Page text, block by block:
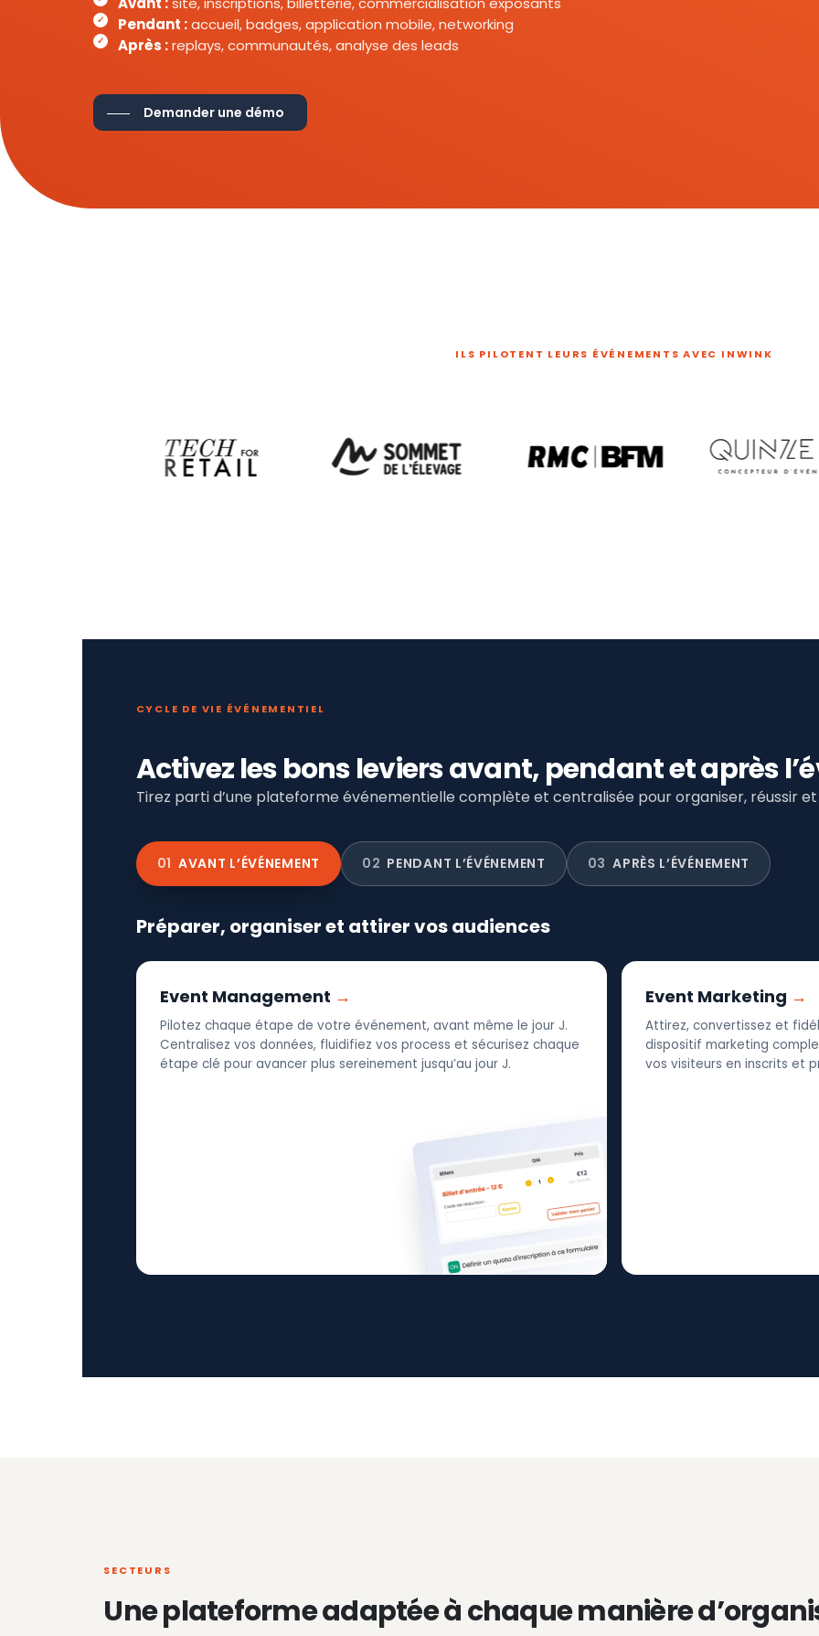
Pendant :accueil, badges, application mobile, networking
Après :replays, communautés, analyse des leads
Demander une démo
ILS PILOTENT LEURS ÉVÉNEMENTS AVEC INWINK
CYCLE DE VIE ÉVÉNEMENTIEL
Activez les bons leviers avant, pendant et après
Tirez parti d’une plateforme événementielle complète et centralisée pour organiser, réussir
01 AVANT L’ÉVÉNEMENT 02 PENDANT L’ÉVÉNEMENT 03 APRÈS L’ÉVÉNEMENT
Préparer, organiser et attirer vos audiences
Event Management
Pilotez chaque étape de votre événement, avant même le jour J.
Centralisez vos données, fluidifiez vos process et sécurisez chaque
étape clé pour avancer plus sereinement jusqu’au jour J.
Event Marketing
Attirez, convertissez et
dispositif marketing
vos visiteurs en inscrits et
SECTEURS
Une plateforme adaptée à chaque manière